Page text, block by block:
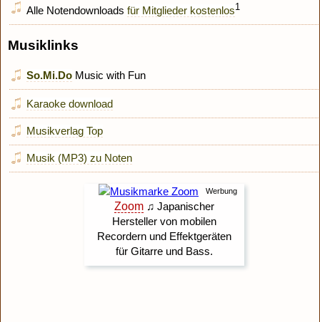
Alle Notendownloads für Mitglieder kostenlos1
Musiklinks
So.Mi.Do Music with Fun
Karaoke download
Musikverlag Top
Musik (MP3) zu Noten